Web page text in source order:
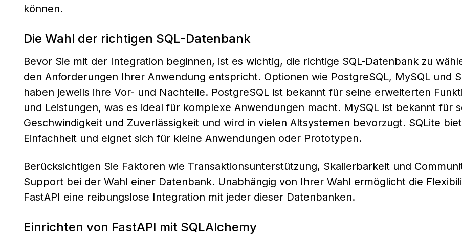
können.
Die Wahl der richtigen SQL-Datenbank
Bevor Sie mit der Integration beginnen, ist es wichtig, die richtige SQL-Datenbank zu
den Anforderungen Ihrer Anwendung entspricht. Optionen wie PostgreSQL, MySQL und
haben jeweils ihre Vor- und Nachteile. PostgreSQL ist bekannt für seine erweiterten
und Leistungen, was es ideal für komplexe Anwendungen macht. MySQL ist bekannt für
Geschwindigkeit und Zuverlässigkeit und wird in vielen Altsystemen bevorzugt. SQLite
Einfachheit und eignet sich für kleine Anwendungen oder Prototypen.
Berücksichtigen Sie Faktoren wie Transaktionsunterstützung, Skalierbarkeit und
Support bei der Wahl einer Datenbank. Unabhängig von Ihrer Wahl ermöglicht die
FastAPI eine reibungslose Integration mit jeder dieser Datenbanken.
Einrichten von FastAPI mit SQLAlchemy